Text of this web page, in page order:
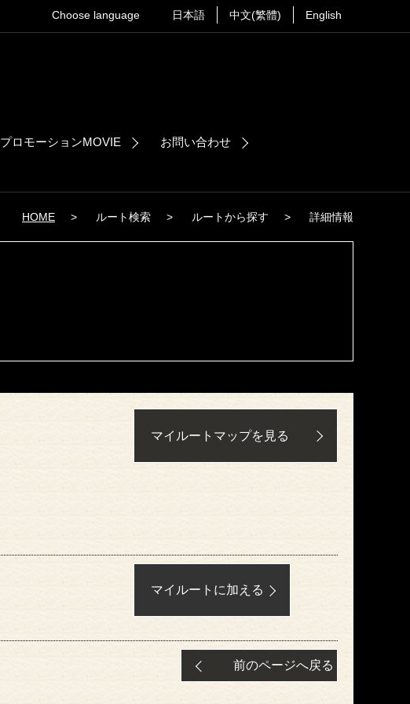
Choose language 日本語 中文(繁體) English
プロモーションMOVIE お問い合わせ
HOME > ルート検索 > ルートから探す > 詳細情報
マイルートマップを見る
マイルートに加える
前のページへ戻る